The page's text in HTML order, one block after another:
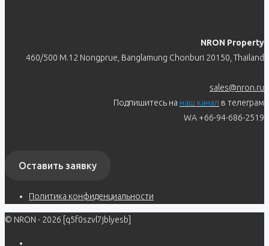
NRON Property
460/500 M.12 Nongprue, Banglamung Chonburi 20150, Thailand
sales@nron.ru
Подпишитесь на наш канал в телеграм
WA +66-94-686-2519
Оставить заявку
Политика конфиденциальности
© NRON - 2026 [q5f0szvl7jblyesb]